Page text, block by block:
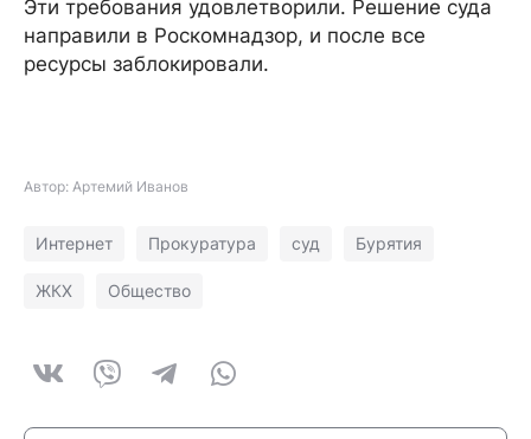
Эти требования удовлетворили. Решение суда
направили в Роскомнадзор, и после все
ресурсы заблокировали.
Автор: Артемий Иванов
Интернет Прокуратура суд Бурятия
ЖКХ Общество